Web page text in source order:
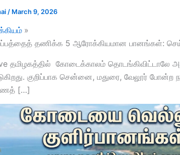
/ March 9, 2026
தணிக்க 5 ஆரோக்கியமான பானங்கள்:
தமிழகத்தில் கோடைக்காலம் தொடங்கிவிட்டாலே
குறிப்பாக சென்னை, மதுரை, வேலூர் போன்ற
[…]